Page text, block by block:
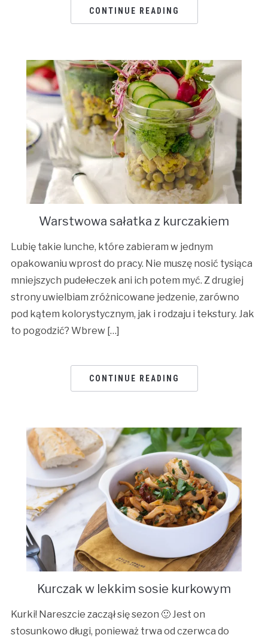
CONTINUE READING
Warstwowa sałatka z kurczakiem
Lubię takie lunche, które zabieram w jednym
opakowaniu wprost do pracy. Nie muszę nosić tysiąca
mniejszych pudełeczek ani ich potem myć. Z drugiej
strony uwielbiam zróżnicowane jedzenie, zarówno
pod kątem kolorystycznym, jak i rodzaju i tekstury. Jak
to pogodzić? Wbrew […]
CONTINUE READING
Kurczak w lekkim sosie kurkowym
Kurki! Nareszcie zaczął się sezon 🙂 Jest on
stosunkowo długi, ponieważ trwa od czerwca do